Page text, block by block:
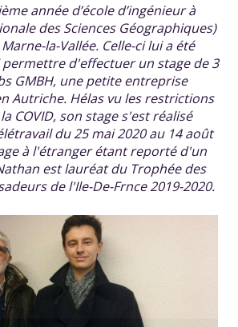
année d’école d’ingénieur à
des Sciences Géographiques)
la-Vallée. Celle-ci lui a été
d'effectuer un stage de 3
GMBH, une petite entreprise
Autriche. Hélas vu les restrictions
COVID, son stage s'est réalisé
du 25 mai 2020 au 14 août
à l'étranger étant reporté d'un
est lauréat du Trophée des
de l'Ile-De-Frnce 2019-2020.